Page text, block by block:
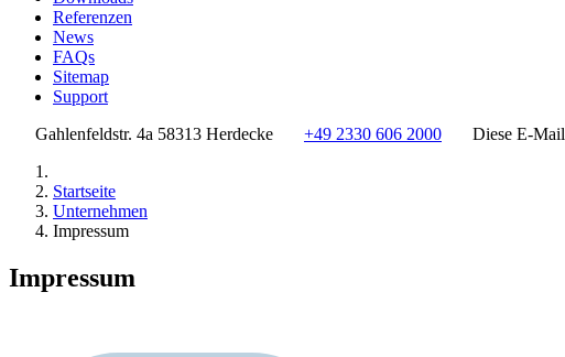
Referenzen
News
FAQs
Sitemap
Support
Gahlenfeldstr. 4a 58313 Herdecke
+49 2330 606 2000 Diese E-
Startseite
Unternehmen
Impressum
Impressum